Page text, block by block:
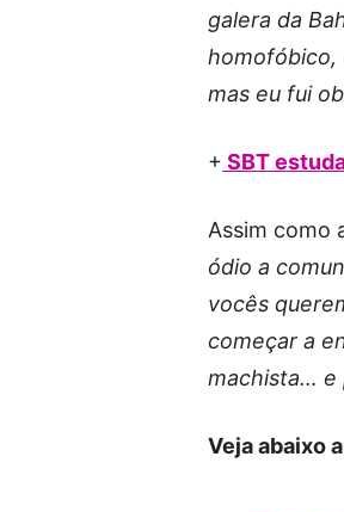
galera da
homofóbico,
mas eu fui
+ SBT
Assim como
ódio a
vocês
começar a
machista… e
Veja abaixo